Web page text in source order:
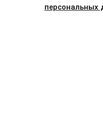
персональных